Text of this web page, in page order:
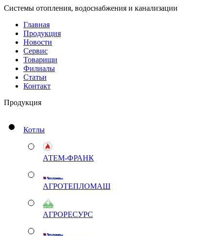
Системы отопления, водоснабжения и канализации
Главная
Продукция
Новости
Сервис
Товарищи
Филиалы
Статьи
Контакт
Продукция
Котлы
АТЕМ-ФРАНК
АГРОТЕПЛОМАШ
АГРОРЕСУРС